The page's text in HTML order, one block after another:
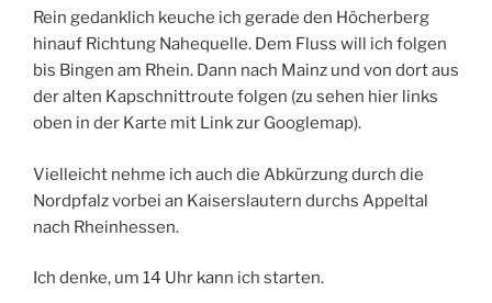
Rein gedanklich keuche ich gerade den Höcherberg
hinauf Richtung Nahequelle. Dem Fluss will ich folgen
bis Bingen am Rhein. Dann nach Mainz und von dort aus
der alten Kapschnittroute folgen (zu sehen hier links
oben in der Karte mit Link zur Googlemap).
Vielleicht nehme ich auch die Abkürzung durch die
Nordpfalz vorbei an Kaiserslautern durchs Appeltal
nach Rheinhessen.
Ich denke, um 14 Uhr kann ich starten.